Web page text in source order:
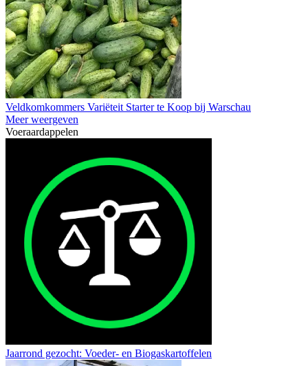
Veldkomkommers Variëteit Starter te Koop bij Warschau
Meer weergeven
Voeraardappelen
Jaarrond gezocht: Voeder- en Biogaskartoffelen